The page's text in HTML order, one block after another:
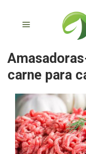
carne para